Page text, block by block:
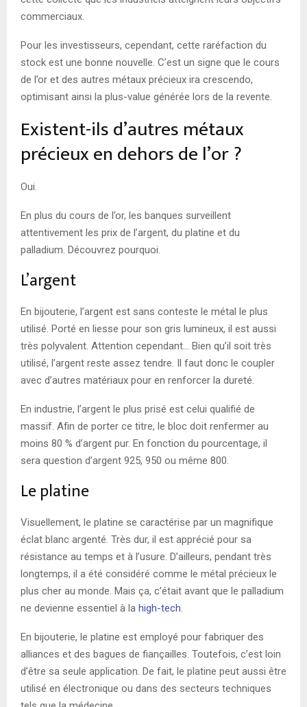
commerciaux.
Pour les investisseurs, cependant, cette raréfaction du
stock est une bonne nouvelle. C’est un signe que le cours
de l’or et des autres métaux précieux ira crescendo,
optimisant ainsi la plus-value générée lors de la revente.
Existent-ils d’autres métaux
précieux en dehors de l’or ?
Oui.
En plus du cours de l’or, les banques surveillent
attentivement les prix de l’argent, du platine et du
palladium. Découvrez pourquoi.
L’argent
En bijouterie, l’argent est sans conteste le métal le plus
utilisé. Porté en liesse pour son gris lumineux, il est aussi
très polyvalent. Attention cependant… Bien qu’il soit très
utilisé, l’argent reste assez tendre. Il faut donc le coupler
avec d’autres matériaux pour en renforcer la dureté.
En industrie, l’argent le plus prisé est celui qualifié de
massif. Afin de porter ce titre, le bloc doit renfermer au
moins 80 % d’argent pur. En fonction du pourcentage, il
sera question d’argent 925, 950 ou même 800.
Le platine
Visuellement, le platine se caractérise par un magnifique
éclat blanc argenté. Très dur, il est apprécié pour sa
résistance au temps et à l’usure. D’ailleurs, pendant très
longtemps, il a été considéré comme le métal précieux le
plus cher au monde. Mais ça, c’était avant que le palladium
ne devienne essentiel à la high-tech.
En bijouterie, le platine est employé pour fabriquer des
alliances et des bagues de fiançailles. Toutefois, c’est loin
d’être sa seule application. De fait, le platine peut aussi être
utilisé en électronique ou dans des secteurs techniques